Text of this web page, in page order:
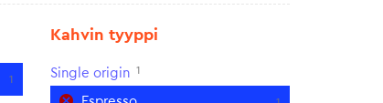
1
Kahvin tyyppi
Single origin 1